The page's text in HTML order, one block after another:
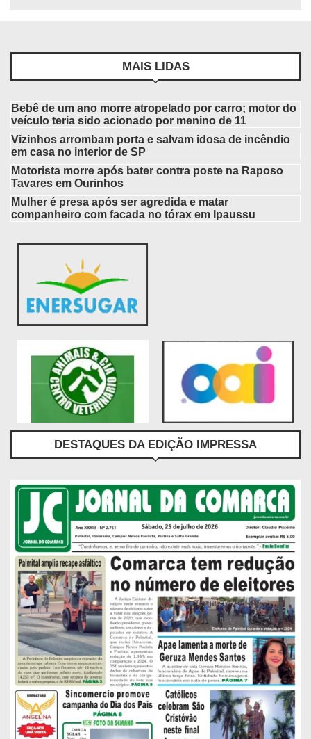
MAIS LIDAS
Bebê de um ano morre atropelado por carro; motor do
veículo teria sido acionado por menino de 11
Vizinhos arrombam porta e salvam idosa de incêndio
em casa no interior de SP
Motorista morre após bater contra poste na Raposo
Tavares em Ourinhos
Mulher é presa após ser agredida e matar
companheiro com facada no tórax em Ipaussu
DESTAQUES DA EDIÇÃO IMPRESSA